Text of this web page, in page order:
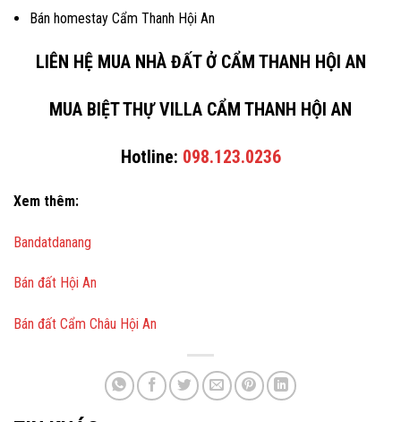
Bán homestay Cẩm Thanh Hội An
LIÊN HỆ MUA NHÀ ĐẤT Ở CẨM THANH HỘI AN
MUA BIỆT THỰ VILLA CẨM THANH HỘI AN
Hotline: 098.123.0236
Xem thêm:
Bandatdanang
Bán đất Hội An
Bán đất Cẩm Châu Hội An